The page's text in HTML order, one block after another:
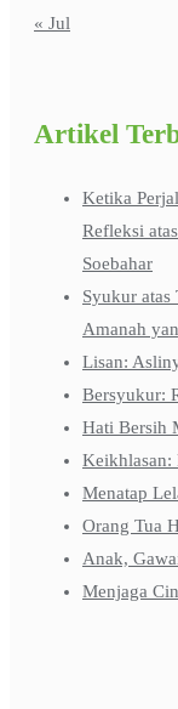
« Jul
Artikel
Ketika
Refleksi
Soebahar
Syukur atas
Amanah
Lisan:
Bersyukur:
Hati Bersih
Keikhlasan:
Menatap
Orang Tua
Anak,
Menjaga